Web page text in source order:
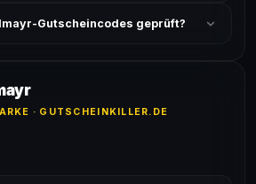
mehrerer Codes ist meist
Gutscheincodes geprüft?
bei jedem Angebot angezeigt.
· GUTSCHEINKILLER.DE